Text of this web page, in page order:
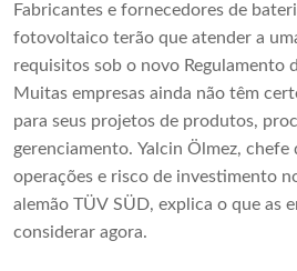
Fabricantes e fornecedores de
fotovoltaico terão que atender a
requisitos sob o novo Regulamento
Muitas empresas ainda não têm
para seus projetos de produtos,
gerenciamento. Yalcin Ölmez,
operações e risco de investimento
alemão TÜV SÜD, explica o que as
considerar agora.